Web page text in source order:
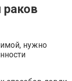
раков
нужно